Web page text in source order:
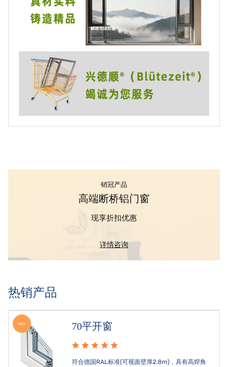
销冠产品
高端断桥铝门窗
现享折扣优惠
详情咨询
热销产品
HOT 70平开窗
符合德国RAL标准(可视面壁厚2.8m)，具有高焊角